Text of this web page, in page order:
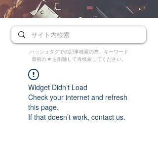
ハッシュタグでの記事検索の際、キーワード
最初の # を削除して再検索してください。
Widget Didn’t Load
Check your internet and refresh
this page.
If that doesn’t work, contact us.